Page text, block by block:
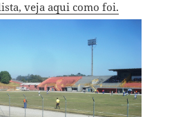
veja aqui como foi.